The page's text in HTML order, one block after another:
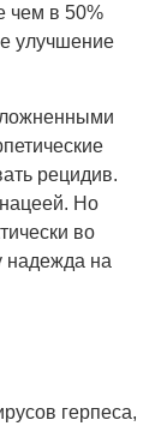
чем в 50%
улучшение
рецидив.
Но
во
надежда на
герпеса,